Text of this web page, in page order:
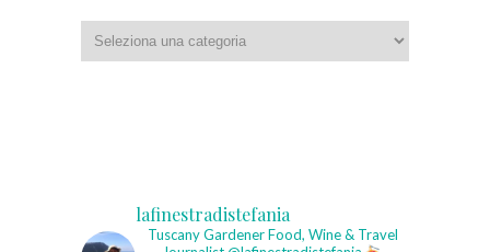
lafinestradistefania
Tuscany GardenerFood, Wine & Travel